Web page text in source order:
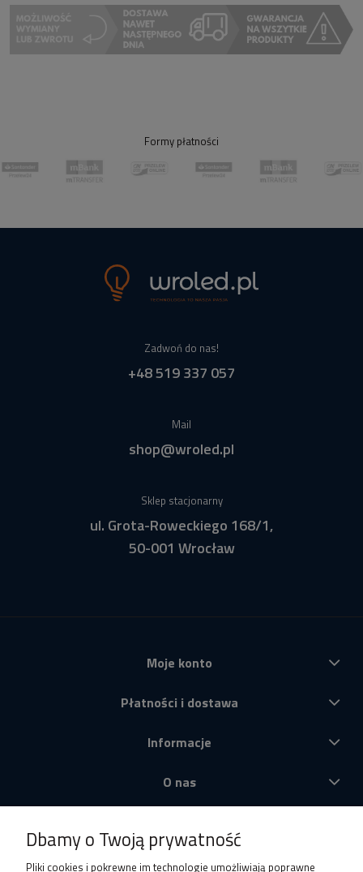
Formy płatności
Zadwoń do nas!
+48 519 337 057
Mail
shop@wroled.pl
Sklep stacjonarny
ul. Grota-Roweckiego 168/1,
50-001 Wrocław
Moje konto
Płatności i dostawa
Informacje
O nas
Dbamy o Twoją prywatność
Pliki cookies i pokrewne im technologie umożliwiają poprawne